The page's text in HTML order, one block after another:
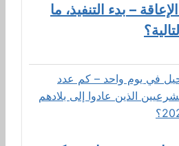
– بدء التنفيذ، ما